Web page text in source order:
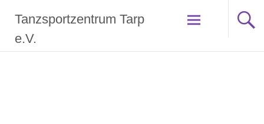
springen
Tanzsportzentrum Tarp
e.V.